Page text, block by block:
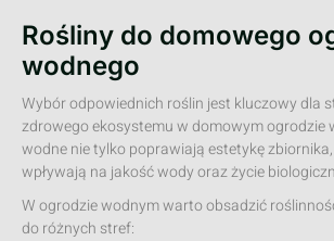
Rośliny do domowego
wodnego
Wybór odpowiednich roślin jest kluczowy dla
zdrowego ekosystemu w domowym ogrodzie
wodne nie tylko poprawiają estetykę
wpływają na jakość wody oraz życie
W ogrodzie wodnym warto obsadzić
do różnych stref: